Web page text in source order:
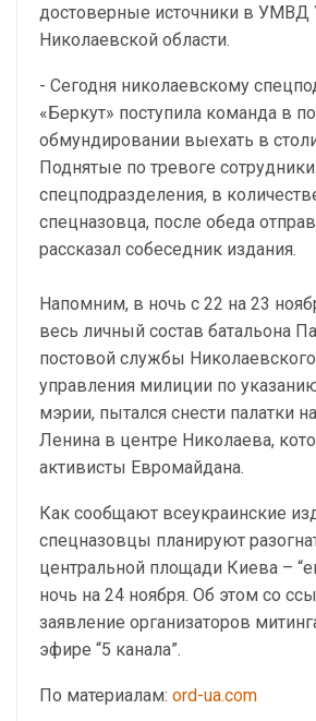
достоверные источники в УМВД
Николаевской области.
- Сегодня николаевскому
«Беркут» поступила команда в
обмундировании выехать в
Поднятые по тревоге сотрудники
спецподразделения, в
спецназовца, после обеда
рассказал собеседник издания.
Напомним, в ночь с 22 на 23
весь личный состав батальона
постовой службы
управления милиции по
мэрии, пытался снести палатки
Ленина в центре Николаева,
активисты Евромайдана.
Как сообщают всеукраинские
спецназовцы планируют
центральной площади Киева –
ночь на 24 ноября. Об этом со
заявление организаторов
эфире “5 канала”.
По материалам: ord-ua.com